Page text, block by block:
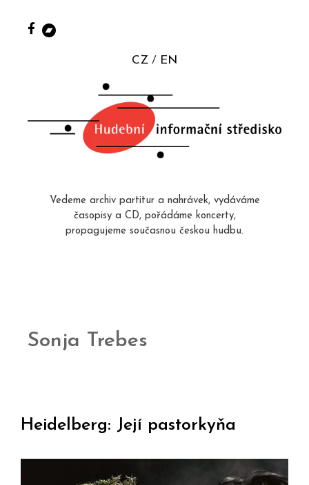
CZ EN
Vedeme archiv partitur a nahrávek, vydáváme
časopisy a CD, pořádáme koncerty,
propagujeme současnou českou hudbu.
Sonja Trebes
Heidelberg: Její pastorkyňa